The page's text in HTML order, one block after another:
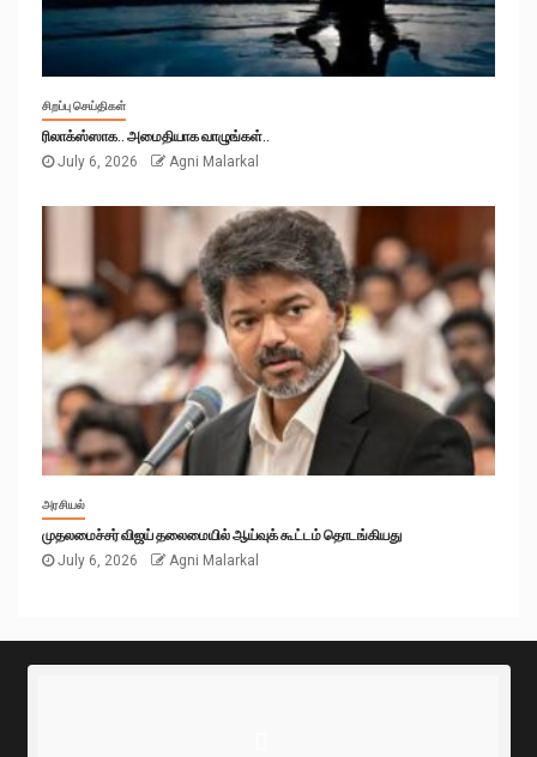
சிறப்பு செய்திகள்
ரிலாக்ஸ்ஸாக.. அமைதியாக வாழுங்கள்..
July 6, 2026
Agni Malarkal
அரசியல்
முதலமைச்சர் விஜய் தலைமையில் ஆய்வுக் கூட்டம் தொடங்கியது
July 6, 2026
Agni Malarkal